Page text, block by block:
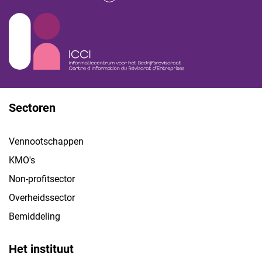
Sectoren
Vennootschappen
KMO's
Non-profitsector
Overheidssector
Bemiddeling
Het instituut